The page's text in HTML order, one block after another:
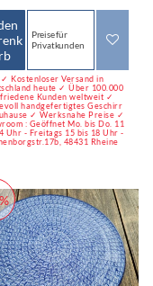
Preise für
Privatkunden
✓ Kostenloser Versand in
heute ✓ Über 100.000
Kunden weltweit ✓
handgefertigtes Geschirr
✓ Werksnahe Preise ✓
: Geöffnet Mo. bis Do. 11
Uhr - Freitags 15 bis 18 Uhr -
48431 Rheine